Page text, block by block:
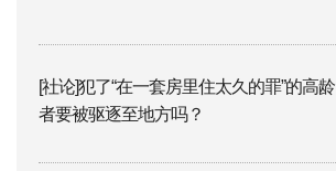
[社论]犯了“在一套房里住太久的罪”的高龄
者要被驱逐至地方吗？